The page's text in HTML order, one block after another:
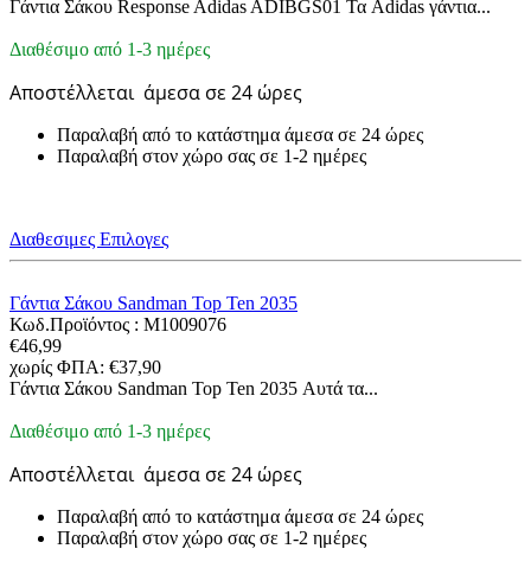
Γάντια Σάκου Response Adidas ADIBGS01 Τα Adidas γάντια...
Διαθέσιμο από 1-3 ημέρες
Αποστέλλεται άμεσα σε 24 ώρες
Παραλαβή από το κατάστημα άμεσα σε 24 ώρες
Παραλαβή στον χώρο σας σε 1-2 ημέρες
Διαθεσιμες Επιλογες
Γάντια Σάκου Sandman Top Ten 2035
Κωδ.Προϊόντος : M1009076
€46,99
χωρίς ΦΠΑ: €37,90
Γάντια Σάκου Sandman Top Ten 2035 Αυτά τα...
Διαθέσιμο από 1-3 ημέρες
Αποστέλλεται άμεσα σε 24 ώρες
Παραλαβή από το κατάστημα άμεσα σε 24 ώρες
Παραλαβή στον χώρο σας σε 1-2 ημέρες